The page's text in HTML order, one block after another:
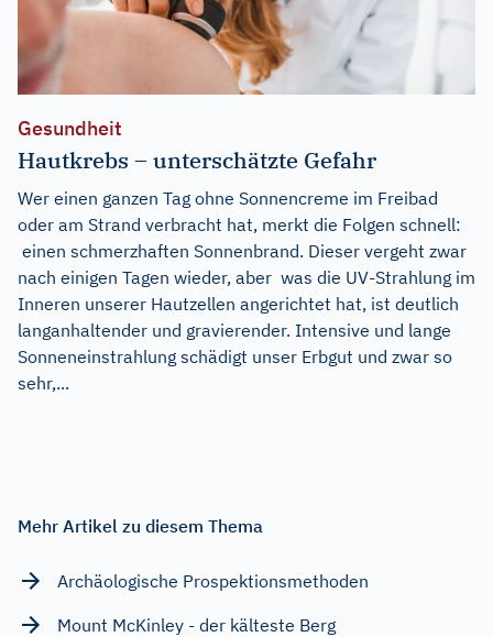
Gesundheit
Hautkrebs – unterschätzte Gefahr
Wer einen ganzen Tag ohne Sonnencreme im Freibad
oder am Strand verbracht hat, merkt die Folgen schnell:
einen schmerzhaften Sonnenbrand. Dieser vergeht zwar
nach einigen Tagen wieder, aber was die UV-Strahlung im
Inneren unserer Hautzellen angerichtet hat, ist deutlich
langanhaltender und gravierender. Intensive und lange
Sonneneinstrahlung schädigt unser Erbgut und zwar so
sehr,...
Mehr Artikel zu diesem Thema
Archäologische Prospektionsmethoden
Mount McKinley - der kälteste Berg